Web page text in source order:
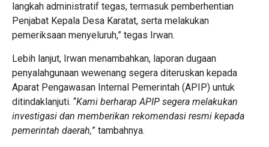
langkah administratif tegas, termasuk pemberhentian
Penjabat Kepala Desa Karatat, serta melakukan
pemeriksaan menyeluruh,” tegas Irwan.
Lebih lanjut, Irwan menambahkan, laporan dugaan
penyalahgunaan wewenang segera diteruskan kepada
Aparat Pengawasan Internal Pemerintah (APIP) untuk
ditindaklanjuti. “Kami berharap APIP segera melakukan
investigasi dan memberikan rekomendasi resmi kepada
pemerintah daerah,” tambahnya.